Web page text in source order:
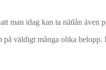
man idag kan ta nätlån även
väldigt många olika